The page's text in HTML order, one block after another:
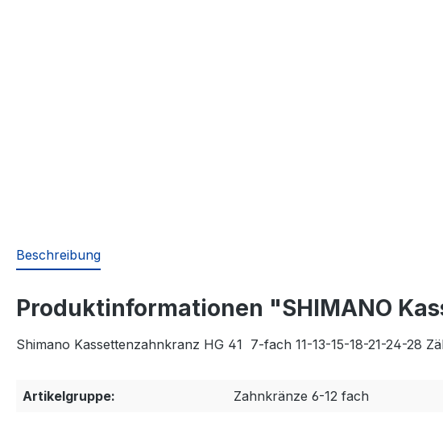
Beschreibung
Produktinformationen "SHIMANO
Shimano Kassettenzahnkranz HG 41 7-fach 11-13-15-18-21-24-28
Artikelgruppe: Zahnkränze 6-12 fach